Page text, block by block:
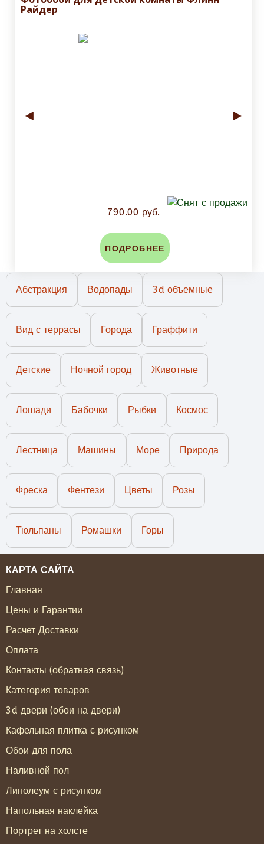
Райдер
◄ ►
790.00 руб.
ПОДРОБНЕЕ
Абстракция Водопады 3d объемные
Вид с террасы Города Граффити
Детские Ночной город Животные
Лошади Бабочки Рыбки Космос
Лестница Машины Море Природа
Фреска Фентези Цветы Розы
Тюльпаны Ромашки Горы
КАРТА САЙТА
Главная
Цены и Гарантии
Расчет Доставки
Оплата
Контакты (обратная связь)
Категория товаров
3d двери (обои на двери)
Кафельная плитка с рисунком
Обои для пола
Наливной пол
Линолеум с рисунком
Напольная наклейка
Портрет на холсте